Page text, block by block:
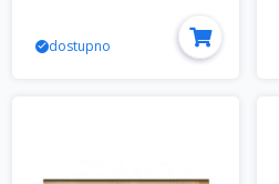
dostupno